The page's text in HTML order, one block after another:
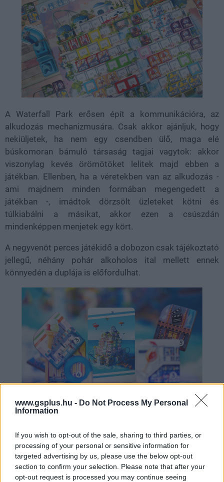
www.gsplus.hu - Do Not Process My Personal
Information
If you wish to opt-out of the sale, sharing to third parties, or
processing of your personal or sensitive information for
targeted advertising by us, please use the below opt-out
section to confirm your selection. Please note that after your
opt-out request is processed you may continue seeing
A Waterfall Park erősen épít a kommunikációra, az
alkudozás mechanizmusára. Csak akkor ajánljuk, hogy
nekiüljetek, ha nem egy csendben ülő, maga elé
búskomoran bámuló társaság tagjai vagytok: akkor
viszonylag kevés örömötöket lelitek majd ebben a
játékban. Ellenben, ha a véretekben van az alkudozás -
ami majdnem minden formában megengedett a
játékban -, imádtok dörzsölt üzleteket kötni és
túlkiabálni a másikat, akkor ezen a csúszdán
mindenképpen menjetek egy kört.
A negyvenöt perces játékidő a dobozon csak tájékoztató
jellegű, néhány pohár alkoholos ital mellett ennek
könnyedén a duplája is előfordulhat.
versenyt akartok tartani:Szupercsapat!
- Strandkupa
A Szupercsapat! önállóan is játszható kiegészítője a